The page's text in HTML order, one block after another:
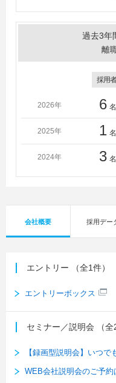
過去3年
離
採用者
2026年 6 名
2025年 1 名
2024年 3 名
会社概要 採用デー
エントリー （全1件）
エントリーボックス
セミナー／説明会 （全
【録画型説明会】いつで
WEB会社説明会のご予約